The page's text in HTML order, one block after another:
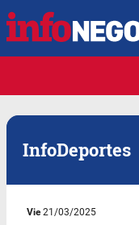
InfoDeportes
Vie21/03/2025